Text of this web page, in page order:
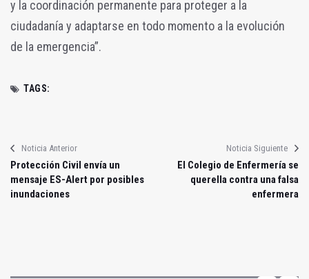
y la coordinación permanente para proteger a la
ciudadanía y adaptarse en todo momento a la evolución
de la emergencia”.
TAGS:
Noticia Anterior
Protección Civil envía un
mensaje ES-Alert por posibles
inundaciones
Noticia Siguiente
El Colegio de Enfermería se
querella contra una falsa
enfermera